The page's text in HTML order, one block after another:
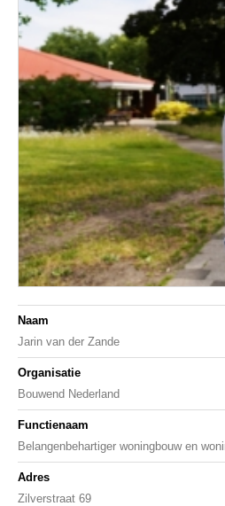
Naam
Jarin van der Zande
Organisatie
Bouwend Nederland
Functienaam
Belangenbehartiger woningbouw en
Adres
Zilverstraat 69